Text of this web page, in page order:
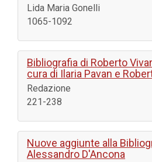
Lida Maria Gonelli
1065-1092
Bibliografia di Roberto
cura di Ilaria Pavan e
Redazione
221-238
Nuove aggiunte alla
Alessandro D'Ancona